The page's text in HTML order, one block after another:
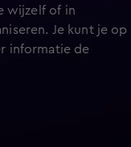
wijzelf of in
Je kunt je op
informatie de